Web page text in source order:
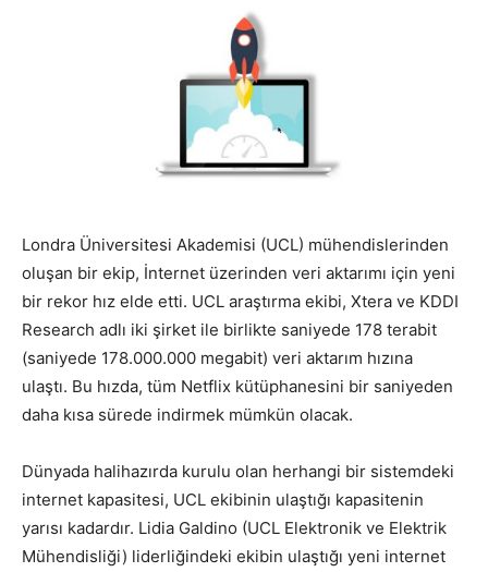
Londra Üniversitesi Akademisi (UCL) mühendislerinden
oluşan bir ekip, İnternet üzerinden veri aktarımı için yeni
bir rekor hız elde etti. UCL araştırma ekibi, Xtera ve KDDI
Research adlı iki şirket ile birlikte saniyede 178 terabit
(saniyede 178.000.000 megabit) veri aktarım hızına
ulaştı. Bu hızda, tüm Netflix kütüphanesini bir saniyeden
daha kısa sürede indirmek mümkün olacak.
Dünyada halihazırda kurulu olan herhangi bir sistemdeki
internet kapasitesi, UCL ekibinin ulaştığı kapasitenin
yarısı kadardır. Lidia Galdino (UCL Elektronik ve Elektrik
Mühendisliği) liderliğindeki ekibin ulaştığı yeni internet